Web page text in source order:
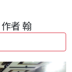
者 翰